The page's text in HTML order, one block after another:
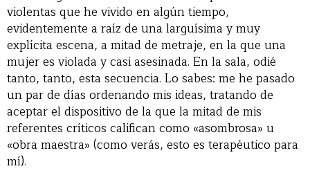
violentas que he vivido en algún tiempo,
evidentemente a raíz de una larguísima y muy
explícita escena, a mitad de metraje, en la que una
mujer es violada y casi asesinada. En la sala, odié
tanto, tanto, esta secuencia. Lo sabes: me he pasado
un par de días ordenando mis ideas, tratando de
aceptar el dispositivo de la que la mitad de mis
referentes críticos califican como «asombrosa» u
«obra maestra» (como verás, esto es terapéutico para
mí).